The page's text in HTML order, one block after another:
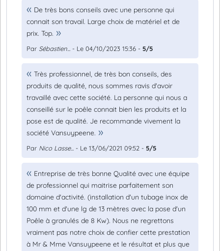
De très bons conseils avec une personne qui
connait son travail. Large choix de matériel et de
prix. Top.
Par Sébastien... - Le 04/10/2023 15:36 - 5/5
Très professionnel, de très bon conseils, des
produits de qualité, nous sommes ravis d'avoir
travaillé avec cette société. La personne qui nous a
conseillé sur le poêle connait bien les produits et la
pose est de qualité. Je recommande vivement la
société Vansuypeene.
Par Nico Lasse... - Le 13/06/2021 09:52 - 5/5
Entreprise de très bonne Qualité avec une équipe
de professionnel qui maitrise parfaitement son
domaine d'activité. (installation d'un tubage inox de
100 mm et d'une lg de 13 mètres avec la pose d'un
Poêle à granulés de 8 Kw). Nous ne regrettons
vraiment pas notre choix de confier cette prestation
à Mr & Mme Vansuypeene et le résultat et plus que